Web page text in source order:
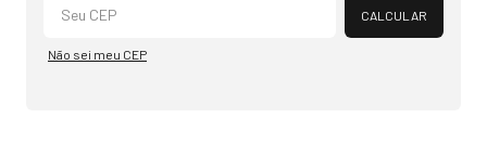
CALCULAR
Não sei meu CEP